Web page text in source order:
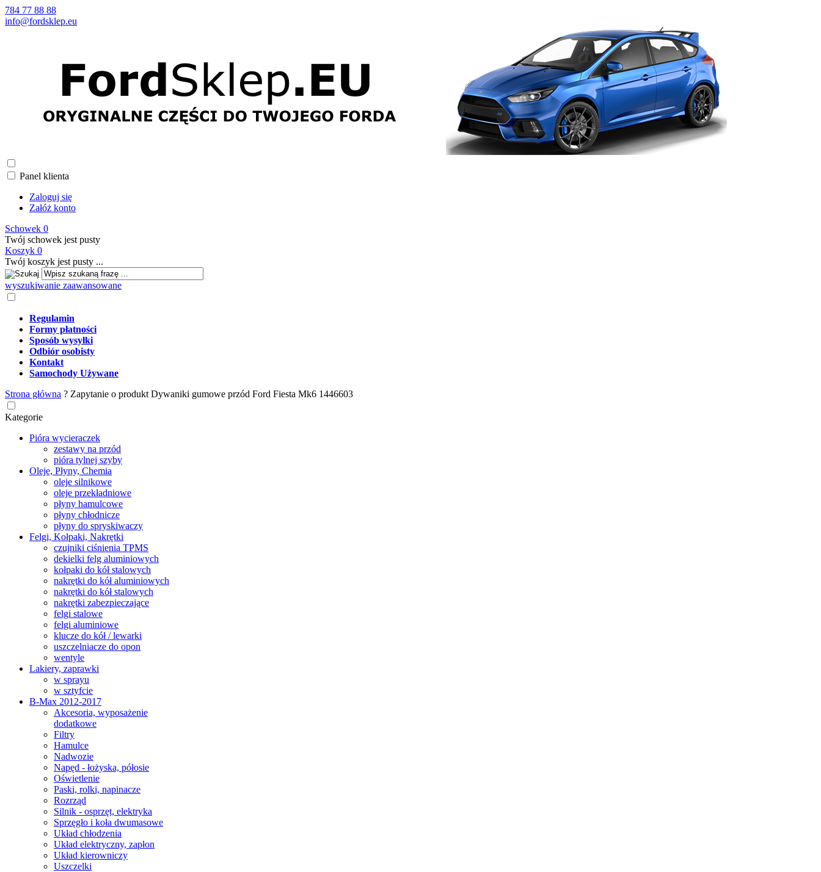
784 77 88 88
info@fordsklep.eu
Panel klienta
Zaloguj się
Załóż konto
Schowek 0
Twój schowek jest pusty
Koszyk 0
Twój koszyk jest pusty ...
wyszukiwanie zaawansowane
Regulamin
Formy płatności
Sposób wysyłki
Odbiór osobisty
Kontakt
Samochody Używane
Strona główna ? Zapytanie o produkt Dywaniki gumowe przód Ford Fiesta Mk6 1446603
Kategorie
Pióra wycieraczek
zestawy na przód
pióra tylnej szyby
Oleje, Płyny, Chemia
oleje silnikowe
oleje przekładniowe
płyny hamulcowe
płyny chłodnicze
płyny do spryskiwaczy
Felgi, Kołpaki, Nakrętki
czujniki ciśnienia TPMS
dekielki felg aluminiowych
kołpaki do kół stalowych
nakrętki do kół aluminiowych
nakrętki do kół stalowych
nakrętki zabezpieczające
felgi stalowe
felgi aluminiowe
klucze do kół / lewarki
uszczelniacze do opon
wentyle
Lakiery, zaprawki
w sprayu
w sztyfcie
B-Max 2012-2017
Akcesoria, wyposażenie
dodatkowe
Filtry
Hamulce
Nadwozie
Napęd - łożyska, półosie
Oświetlenie
Paski, rolki, napinacze
Rozrząd
Silnik - osprzęt, elektryka
Sprzęgło i koła dwumasowe
Układ chłodzenia
Układ elektryczny, zapłon
Układ kierowniczy
Uszczelki